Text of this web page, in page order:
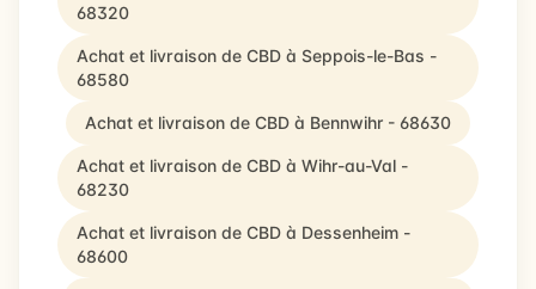
68320
Achat et livraison de CBD à Seppois-le-Bas -
68580
Achat et livraison de CBD à Bennwihr - 68630
Achat et livraison de CBD à Wihr-au-Val -
68230
Achat et livraison de CBD à Dessenheim -
68600